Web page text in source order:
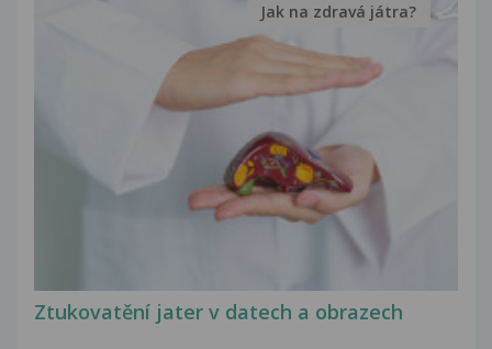
Ztukovatění jater v datech a obrazech
Jak na zdravá játra?